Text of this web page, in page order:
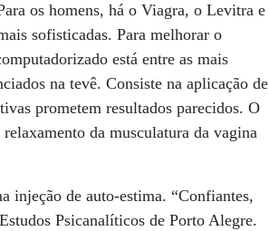
os homens, há o Viagra, o Levitra e
sofisticadas. Para melhorar o
está entre as mais
na tevê. Consiste na aplicação de
prometem resultados parecidos. O
da musculatura da vagina
injeção de auto-estima. “Confiantes,
Psicanalíticos de Porto Alegre.